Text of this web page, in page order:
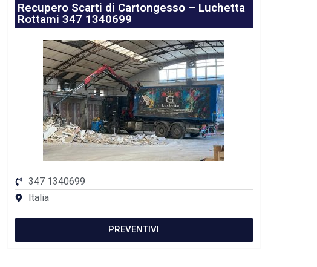
Recupero Scarti di Cartongesso – Luchetta
Rottami 347 1340699
347 1340699
Italia
PREVENTIVI